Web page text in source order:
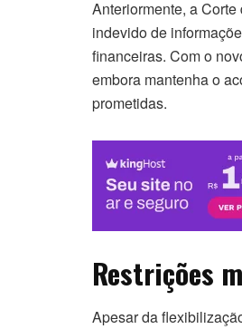
Anteriormente, a
indevido de
financeiras. Com o
embora mantenha o
prometidas.
Restrições
Apesar da